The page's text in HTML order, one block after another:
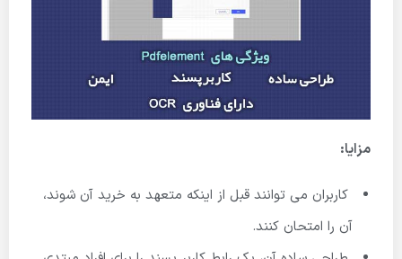
مزایا:
کاربران می توانند قبل از اینکه متعهد به خرید آن شوند،
آن را امتحان کنند.